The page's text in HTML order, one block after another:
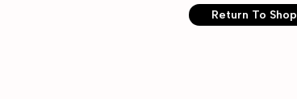
Return To Shop